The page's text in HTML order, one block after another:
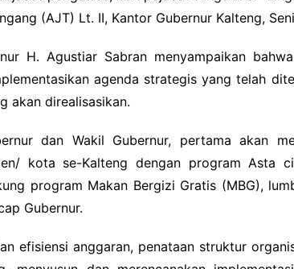
(AJT) Lt. II, Kantor Gubernur Kalteng,
H. Agustiar Sabran menyampaikan
agenda strategis yang telah
akan direalisasikan.
dan Wakil Gubernur, pertama akan
kota se-Kalteng dengan program Asta
program Makan Bergizi Gratis (MBG),
Gubernur.
efisiensi anggaran, penataan struktur